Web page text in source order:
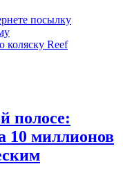
посылку
коляску Reef
полосе:
10 миллионов